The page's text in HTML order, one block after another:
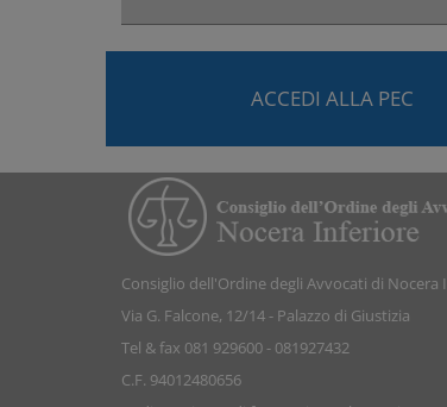
ACCEDI ALLA PEC
Consiglio dell'Ordine degli Avvocati di Nocera
Via G. Falcone, 12/14 - Palazzo di Giustizia
Tel & fax 081 929600 - 081927432
C.F. 94012480656